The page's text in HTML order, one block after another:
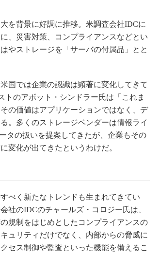
を背景に好調に推移。米調査会社IDCに
、災害対策、コンプライアンスなどとい
やストレージを「サーバの付属品」とと
国では企業の認識は顕著に変化してきて
トのアボット・シンドラー氏は「これま
の価値はアプリケーションではなく、デ
。多くのストレージベンダーは情報ライ
タの扱いを提案してきたが、企業もその
変化が出てきたというわけだ。
べく新たなトレンドも生まれてきてい
社のIDCのチャールズ・コロジー氏は、
規制をはじめとしたコンプライアンスの
ュリティだけでなく、内部からの脅威に
セス制御や監査といった機能を備えるこ